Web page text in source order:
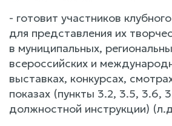
- готовит участников
для представления их
в муниципальных,
всероссийских и
выставках, конкурсах,
показах (пункты 3.2, 3.5, 3.6,
должностной инструкции)